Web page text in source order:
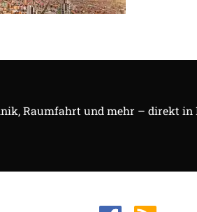
Raumfahrt und mehr – direkt in